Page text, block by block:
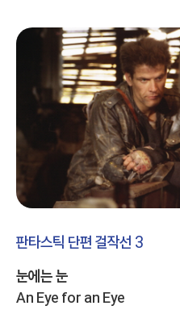
판타스틱 단편 걸작선 3
눈에는 눈
An Eye for an Eye